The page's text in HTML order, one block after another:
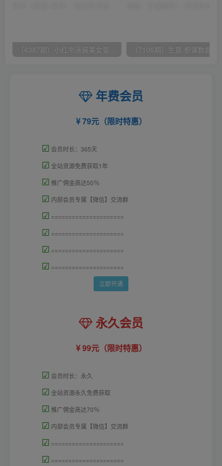
（6387期）小红书泳装美女变现，免费提供素材，收益无上限可矩阵（教程+素材）
年费会员
79元（限时特惠）
☑ 会员时长：365天
☑ 全站资源免费获取1年
☑ 推广佣金高达50％
☑ 内部会员专属【微信】交流群
☑ =====================
☑ =====================
☑ =====================
☑ =====================
立即开通
永久会员
99元（限时特惠）
☑ 会员时长：永久
☑ 全站资源永久免费获取
☑ 推广佣金高达70％
☑ 内部会员专属【微信】交流群
☑ =====================
☑ =====================